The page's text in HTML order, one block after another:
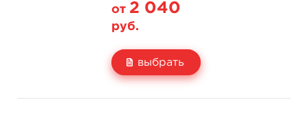
от 2 040
руб.
выбрать